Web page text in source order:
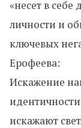
«несет в
личности и
ключевых
Ерофеева:
Искажение
искажают